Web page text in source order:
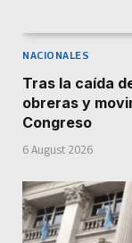
NACIONALES
Tras la caída
obreras y
Congreso
6 August 2026